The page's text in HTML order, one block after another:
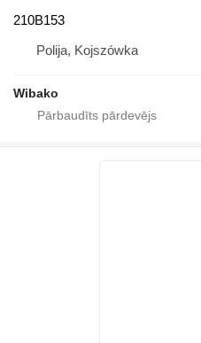
210B153
Polija, Kojszówka
Wibako